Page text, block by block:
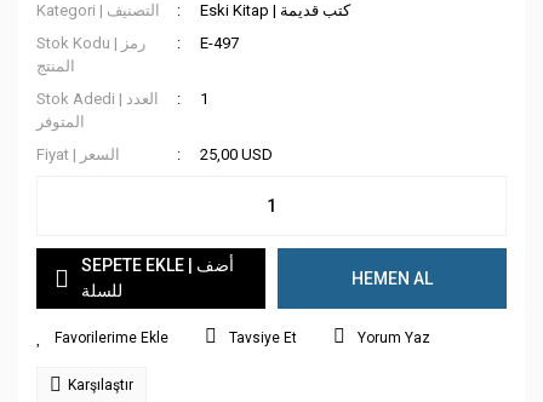
Kategori | التصنيف
Eski Kitap | كتب قديمة
Stok Kodu | رمز
المنتج
E-497
Stok Adedi | العدد
المتوفر
1
Fiyat | السعر 25,00 USD
SEPETE EKLE | أضف
للسلة
HEMEN AL
Tavsiye Et Yorum Yaz
Karşılaştır